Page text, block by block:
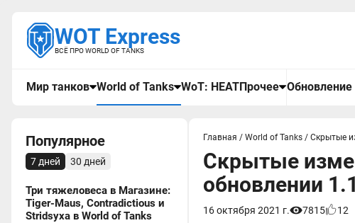
WOT Express
ВСЁ ПРО WORLD OF TANKS
Мир танков World of Tanks WoT: HEATПрочее Обновление
Популярное
7 дней 30 дней
Три тяжеловеса в Магазине:
Tiger-Maus, Contradictious и
Stridsyxa в World of Tanks
Главная / World of Tanks / Скрытые
Скрытые
обновлении
16 октября 2021 г. 7815 12